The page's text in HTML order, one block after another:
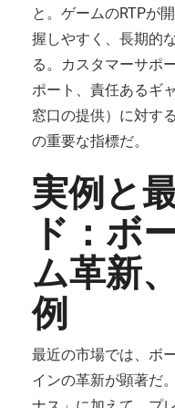
と。ゲームのRTPが
握しやすく、長期的
る。カスタマーサポ
ポート、責任あるギ
窓口の提供）に対す
の重要な指標だ。
実例と
ド：ボ
ム革新
例
最近の市場では、ボ
インの革新が顕著だ